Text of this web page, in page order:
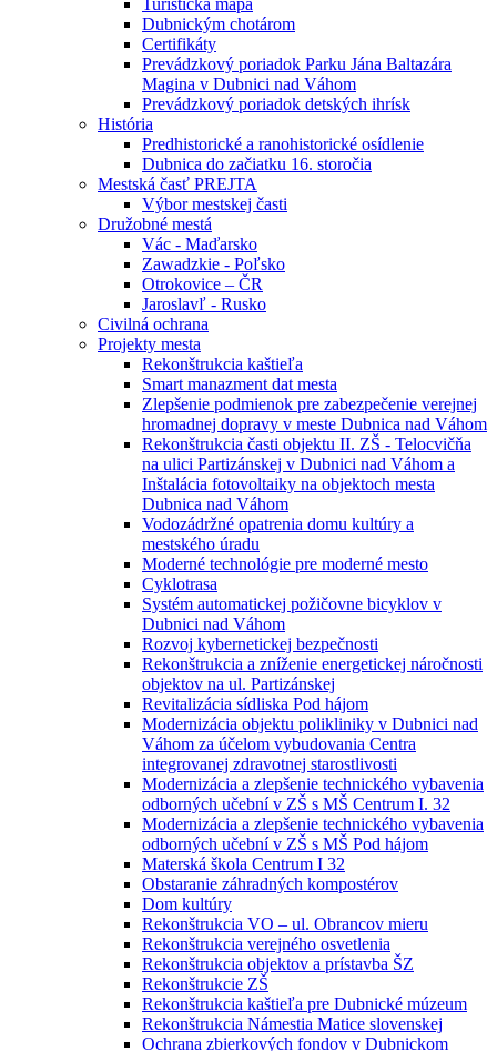
Turistická mapa
Dubnickým chotárom
Certifikáty
Prevádzkový poriadok Parku Jána Baltazára
Magina v Dubnici nad Váhom
Prevádzkový poriadok detských ihrísk
História
Predhistorické a ranohistorické osídlenie
Dubnica do začiatku 16. storočia
Mestská časť PREJTA
Výbor mestskej časti
Družobné mestá
Vác - Maďarsko
Zawadzkie - Poľsko
Otrokovice – ČR
Jaroslavľ - Rusko
Civilná ochrana
Projekty mesta
Rekonštrukcia kaštieľa
Smart manazment dat mesta
Zlepšenie podmienok pre zabezpečenie verejnej
hromadnej dopravy v meste Dubnica nad Váhom
Rekonštrukcia časti objektu II. ZŠ - Telocvičňa
na ulici Partizánskej v Dubnici nad Váhom a
Inštalácia fotovoltaiky na objektoch mesta
Dubnica nad Váhom
Vodozádržné opatrenia domu kultúry a
mestského úradu
Moderné technológie pre moderné mesto
Cyklotrasa
Systém automatickej požičovne bicyklov v
Dubnici nad Váhom
Rozvoj kybernetickej bezpečnosti
Rekonštrukcia a zníženie energetickej náročnosti
objektov na ul. Partizánskej
Revitalizácia sídliska Pod hájom
Modernizácia objektu polikliniky v Dubnici nad
Váhom za účelom vybudovania Centra
integrovanej zdravotnej starostlivosti
Modernizácia a zlepšenie technického vybavenia
odborných učební v ZŠ s MŠ Centrum I. 32
Modernizácia a zlepšenie technického vybavenia
odborných učební v ZŠ s MŠ Pod hájom
Materská škola Centrum I 32
Obstaranie záhradných kompostérov
Dom kultúry
Rekonštrukcia VO – ul. Obrancov mieru
Rekonštrukcia verejného osvetlenia
Rekonštrukcia objektov a prístavba ŠZ
Rekonštrukcie ZŠ
Rekonštrukcia kaštieľa pre Dubnické múzeum
Rekonštrukcia Námestia Matice slovenskej
Ochrana zbierkových fondov v Dubnickom